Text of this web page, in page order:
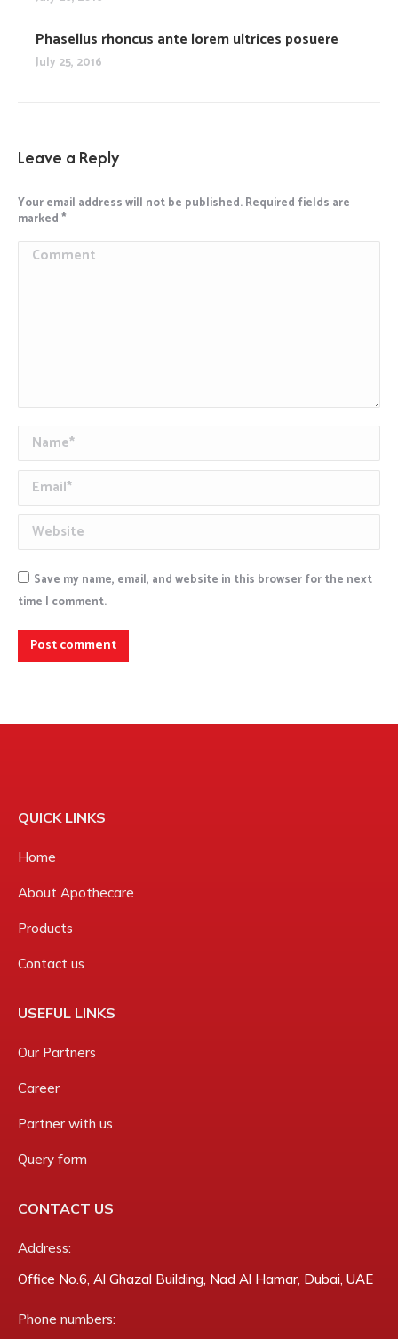
Phasellus rhoncus ante lorem ultrices posuere
July 25, 2016
Leave a Reply
Your email address will not be published. Required fields are
marked*
Comment
Name *
Email *
Website
Save my name, email, and website in this browser for the next
time I comment.
Post comment
QUICK LINKS
Home
About Apothecare
Products
Contact us
USEFUL LINKS
Our Partners
Career
Partner with us
Query form
CONTACT US
Address:
Office No.6, Al Ghazal Building, Nad Al Hamar, Dubai, UAE
Phone numbers: